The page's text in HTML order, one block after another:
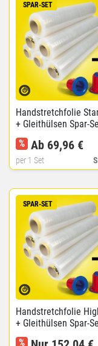
SPAR-SET
Handstretchfolie
+ Gleithülsen Spar-
% Ab 69,96 €
per 1 Set
SPAR-SET
Handstretchfolie
+ Gleithülsen Spar-
%